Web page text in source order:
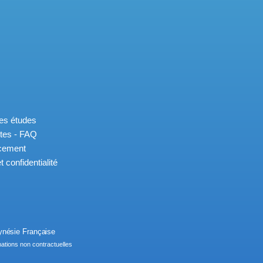
études
- FAQ
confidentialité
Française
non contractuelles